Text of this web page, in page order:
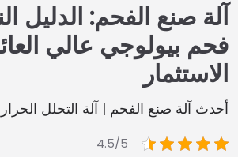
آلة صنع الفحم: الدليل
فحم بيولوجي عالي
الاستثمار
أحدث آلة صنع الفحم | آلة التحلل
4.5/5